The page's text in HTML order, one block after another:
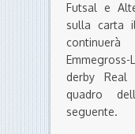
Futsal e
sulla carta
derby Real
quadro
seguente.